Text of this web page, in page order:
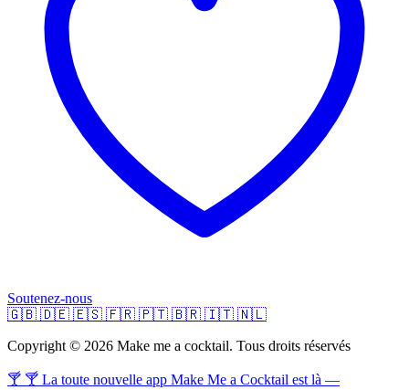
Soutenez-nous
🇬🇧 🇩🇪 🇪🇸 🇫🇷 🇵🇹 🇧🇷 🇮🇹 🇳🇱
Copyright © 2026 Make me a cocktail. Tous droits réservés
🍸 🍸 La toute nouvelle app Make Me a Cocktail est là —